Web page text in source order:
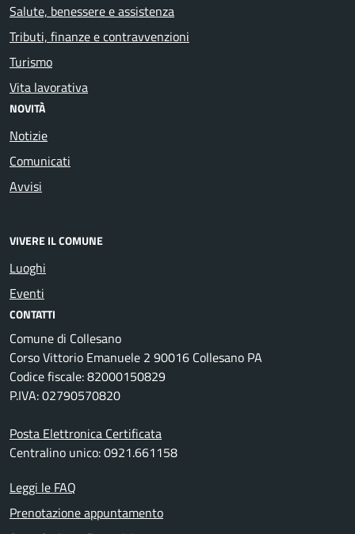
Salute, benessere e assistenza
Tributi, finanze e contravvenzioni
Turismo
Vita lavorativa
NOVITÀ
Notizie
Comunicati
Avvisi
VIVERE IL COMUNE
Luoghi
Eventi
CONTATTI
Comune di Collesano
Corso Vittorio Emanuele 2 90016 Collesano PA
Codice fiscale: 82000150829
P.IVA: 02790570820
Posta Elettronica Certificata
Centralino unico: 0921.661158
Leggi le FAQ
Prenotazione appuntamento